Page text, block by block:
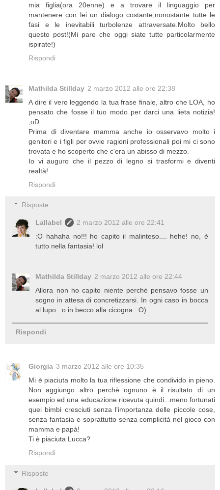
mia figlia(ora 20enne) e a trovare il linguaggio per
mantenere con lei un dialogo costante,nonostante tutte le
fasi e le inevitabili turbolenze attraversate.Molto bello
questo post!(Mi pare che oggi siate tutte particolarmente
ispirate!)
Rispondi
Mathilda Stillday 2 marzo 2012 alle ore 22:38
A dire il vero leggendo la tua frase finale, altro che LOA, ho
pensato che fosse il tuo modo per darci una lieta notizia!
;oD
Prima di diventare mamma anche io osservavo molto i
genitori e i figli per ovvie ragioni professionali poi mi ci sono
trovata e ho scoperto che c'era un abisso di mezzo.
Io vi auguro che il pezzo di legno si trasformi e diventi
realtà!
Rispondi
Risposte
Lallabel
2 marzo 2012 alle ore 22:41
:O hahaha no!!! ho capito il malinteso.... hehe! no, è
tutto nella fantasia! lol
Mathilda Stillday 2 marzo 2012 alle ore 22:44
Allora non ho capito niente perchè pensavo fosse un
sogno in attesa di concretizzarsi. In ogni caso in bocca
al lupo...o in becco alla cicogna. :O)
Rispondi
Giorgia 3 marzo 2012 alle ore 10:35
Mi è piaciuta molto la tua riflessione che condivido in pieno.
Non aggiungo altro perchè ognuno è il risultato di un
esempio ed una educazione ricevuta quindi...meno fortunati
quei bimbi cresciuti senza l'importanza delle piccole cose,
senza fantasia e soprattutto senza complicità nel gioco con
mamma e papà!
Ti è piaciuta Lucca?
Rispondi
Risposte